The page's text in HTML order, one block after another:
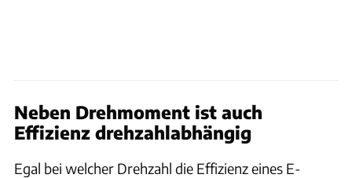
Neben Drehmoment ist auch
Effizienz drehzahlabhängig
Egal bei welcher Drehzahl die Effizienz eines E-